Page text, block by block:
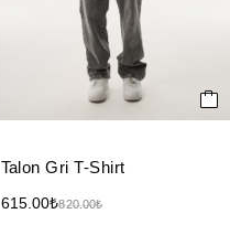
Talon Gri T-Shirt
820.00₺
615.00₺